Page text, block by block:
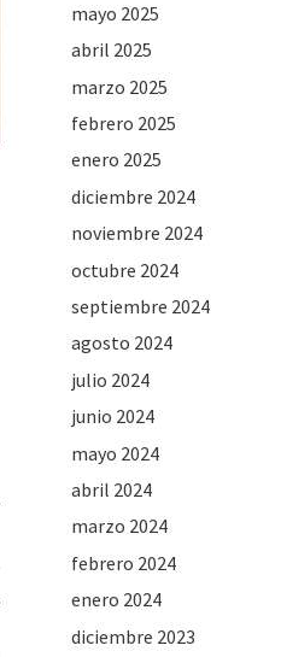
mayo 2025
abril 2025
marzo 2025
febrero 2025
enero 2025
diciembre 2024
noviembre 2024
octubre 2024
septiembre 2024
agosto 2024
julio 2024
junio 2024
mayo 2024
abril 2024
marzo 2024
febrero 2024
enero 2024
diciembre 2023